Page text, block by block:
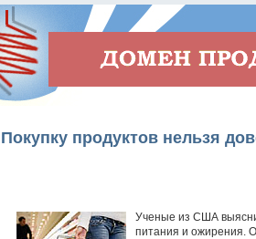
Покупку продуктов нельзя
Ученые из США
питания и ожирения.